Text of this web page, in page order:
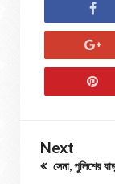
Next
সেনা, পুলিশের